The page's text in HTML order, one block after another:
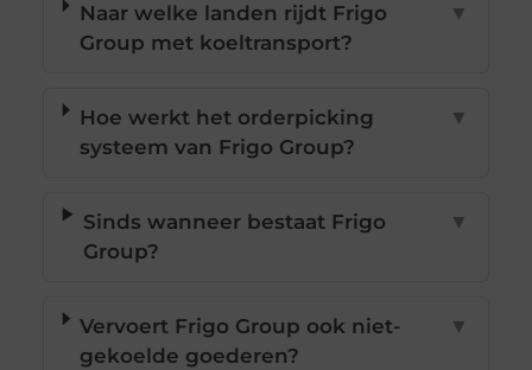
Naar welke landen rijdt Frigo
Group met koeltransport?
▼
Hoe werkt het orderpicking
systeem van Frigo Group?
▼
Sinds wanneer bestaat Frigo
Group?
▼
Vervoert Frigo Group ook niet-
gekoelde goederen?
▼